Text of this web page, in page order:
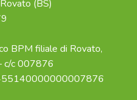
(BS)
BPM filiale di Rovato,
c/c 007876